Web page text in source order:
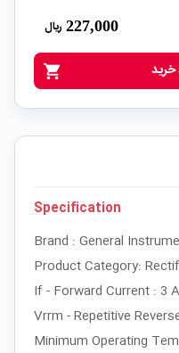
227,000 ریال
shopping_cart خرید
Specification
Brand : General
Product Category:
If - Forward Current : 3
Vrrm - Repetitive
Minimum Operating